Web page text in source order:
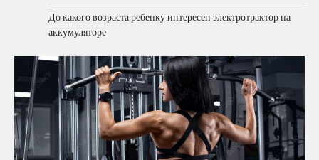
До какого возраста ребенку интересен электротрактор на
аккумуляторе